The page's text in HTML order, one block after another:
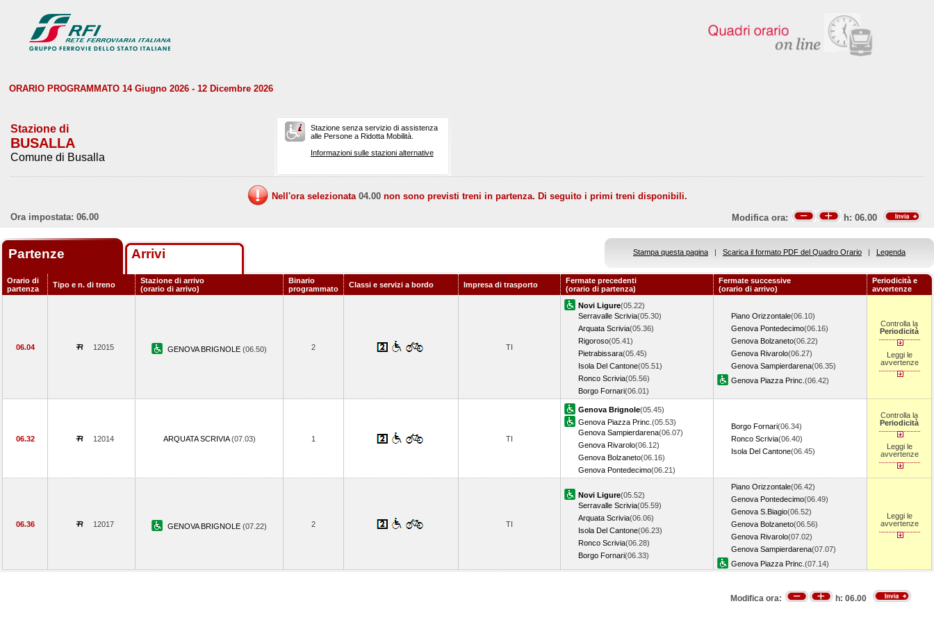
ORARIO PROGRAMMATO 14 Giugno 2026 - 12 Dicembre 2026
Stazione di
BUSALLA
Comune di Busalla
Stazione senza servizio di assistenza
alle Persone a Ridotta Mobilità.
Informazioni sulle stazioni alternative
Nell'ora selezionata 04.00 non sono previsti treni in partenza. Di seguito i primi treni disponibili.
Ora impostata: 06.00
Modifica ora: h: 06.00
Partenze Arrivi Stampa questa pagina | Scarica il formato PDF del Quadro Orario | Legenda
Orario di
partenza
Tipo e n. di treno
Stazione di arrivo
(orario di arrivo)
Binario
programmato
Classi e servizi a bordo Impresa di trasporto
Fermate precedenti
(orario di partenza)
Fermate successive
(orario di arrivo)
Periodicità e
avvertenze
06.04 12015 GENOVA BRIGNOLE (06.50) 2 TI
Novi Ligure(05.22)
Serravalle Scrivia(05.30)
Arquata Scrivia(05.36)
Rigoroso(05.41)
Pietrabissara(05.45)
Isola Del Cantone(05.51)
Ronco Scrivia(05.56)
Borgo Fornari(06.01)
Piano Orizzontale(06.10)
Genova Pontedecimo(06.16)
Genova Bolzaneto(06.22)
Genova Rivarolo(06.27)
Genova Sampierdarena(06.35)
Genova Piazza Princ. (06.42)
Controlla la
Periodicità
Leggi le
avvertenze
06.32 12014 ARQUATA SCRIVIA(07.03) 1 TI
Genova Brignole(05.45)
Genova Piazza Princ. (05.53)
Genova Sampierdarena(06.07)
Genova Rivarolo(06.12)
Genova Bolzaneto(06.16)
Genova Pontedecimo(06.21)
Borgo Fornari(06.34)
Ronco Scrivia(06.40)
Isola Del Cantone(06.45)
Controlla la
Periodicità
Leggi le
avvertenze
06.36 12017 GENOVA BRIGNOLE (07.22) 2 TI
Novi Ligure(05.52)
Serravalle Scrivia(05.59)
Arquata Scrivia(06.06)
Isola Del Cantone(06.23)
Ronco Scrivia(06.28)
Borgo Fornari(06.33)
Piano Orizzontale(06.42)
Genova Pontedecimo(06.49)
Genova S.Biagio(06.52)
Genova Bolzaneto(06.56)
Genova Rivarolo(07.02)
Genova Sampierdarena(07.07)
Genova Piazza Princ. (07.14)
Leggi le
avvertenze
Modifica ora: h: 06.00